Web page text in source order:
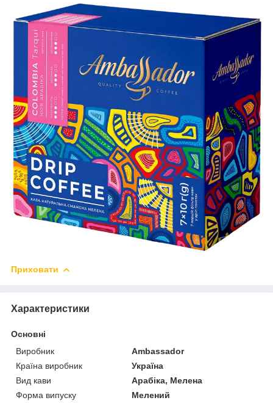
Приховати
Характеристики
Основні
Виробник
Ambassador
Країна виробник
Україна
Вид кави
Арабіка, Мелена
Форма випуску
Мелений